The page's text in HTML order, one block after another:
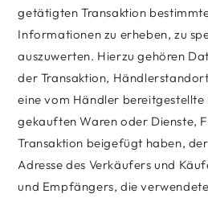
getätigten Transaktion
Informationen zu erheben, zu
auszuwerten. Hierzu gehören
der Transaktion,
eine vom Händler bereitgestellte
gekauften Waren oder Dienste,
Transaktion beigefügt haben,
Adresse des Verkäufers und
und Empfängers, die